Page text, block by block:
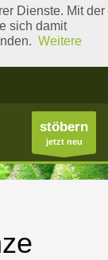
Gattungslisten
stöbern
jetzt neu
Dienste. Mit der
sich damit
Weitere